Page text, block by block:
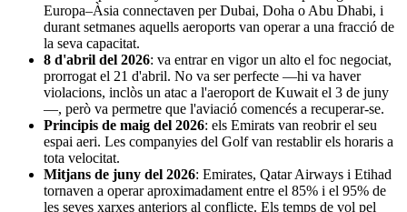
Europa–Àsia connectaven per Dubai, Doha o Abu Dhabi, i
durant setmanes aquells aeroports van operar a una fracció de
la seva capacitat.
8 d'abril del 2026: va entrar en vigor un alto el foc negociat,
prorrogat el 21 d'abril. No va ser perfecte —hi va haver
violacions, inclòs un atac a l'aeroport de Kuwait el 3 de juny
—, però va permetre que l'aviació comencés a recuperar-se.
Principis de maig del 2026: els Emirats van reobrir el seu
espai aeri. Les companyies del Golf van restablir els horaris a
tota velocitat.
Mitjans de juny del 2026: Emirates, Qatar Airways i Etihad
tornaven a operar aproximadament entre el 85% i el 95% de
les seves xarxes anteriors al conflicte. Els temps de vol pel